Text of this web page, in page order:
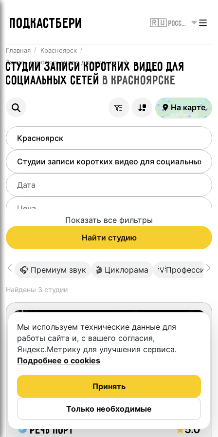
ПОДКАСТБЕРИ 🇷🇺 Россия
Главная
Красноярск
Запись коротких видео для соц. сетей
Студии записи коротких видео для
социальных сетей в Красноярске
На карте
Показать все фильтры
Найти студию
🎧 Премиум звук 🎬 Циклорама
Найдены 3 студии
Речь Порт 5.0
Мы используем технические данные для
работы сайта и, с вашего согласия,
Яндекс.Метрику для улучшения сервиса.
Подробнее о cookies
Только необходимые
Принять